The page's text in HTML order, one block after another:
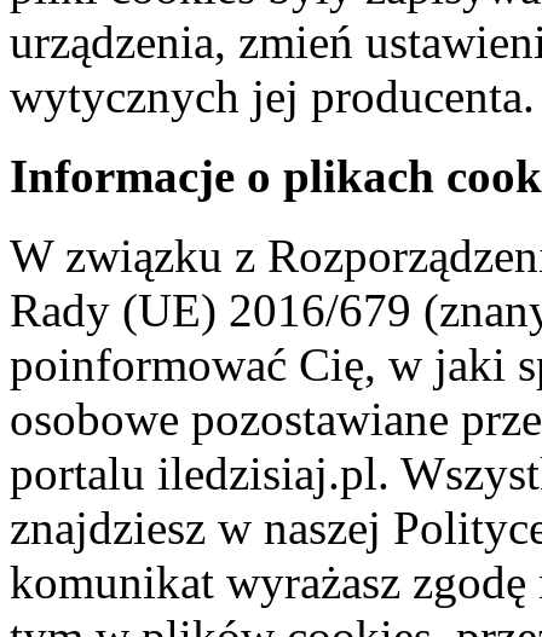
urządzenia, zmień
wytycznych jej producenta.
Informacje o plikach
W związku z
Rady (UE) 2016/679
poinformować Cię, w jaki
osobowe pozostawiane
portalu iledzisiaj.pl.
znajdziesz w naszej
komunikat wyrażasz